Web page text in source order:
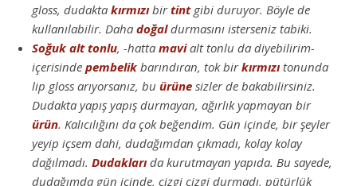
gloss, dudakta kırmızıbirtintgibi duruyor. Böyle de
kullanılabilir. Daha doğaldurmasını isterseniz tabiki.
Soğuk alt tonlu, -hatta mavialt tonlu da diyebilirim-
içerisinde pembelik barındıran, tok birkırmızıtonunda
lip gloss arıyorsanız, bu ürüne sizler de bakabilirsiniz.
Dudakta yapış yapış durmayan, ağırlık yapmayan bir
ürün. Kalıcılığını da çok beğendim. Gün içinde, bir şeyler
yeyip içsem dahi, dudağımdan çıkmadı, kolay kolay
dağılmadı. Dudaklarıda kurutmayan yapıda. Bu sayede,
dudağımda gün içinde, çizgi çizgi durmadı, pütürlük